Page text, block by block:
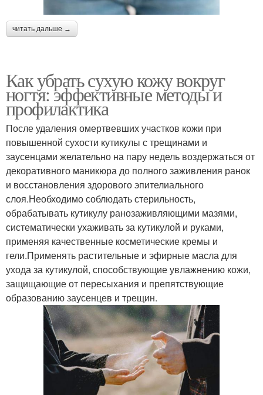
читать дальше →
Как убрать сухую кожу вокруг
ногтя: эффективные методы и
профилактика
После удаления омертвевших участков кожи при
повышенной сухости кутикулы с трещинами и
заусенцами желательно на пару недель воздержаться от
декоративного маникюра до полного заживления ранок
и восстановления здорового эпителиального
слоя.Необходимо соблюдать стерильность,
обрабатывать кутикулу ранозаживляющими мазями,
систематически ухаживать за кутикулой и руками,
применяя качественные косметические кремы и
гели.Применять растительные и эфирные масла для
ухода за кутикулой, способствующие увлажнению кожи,
защищающие от пересыхания и препятствующие
образованию заусенцев и трещин.